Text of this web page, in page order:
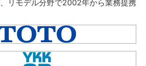
リモデル分野で2002年から業務提携